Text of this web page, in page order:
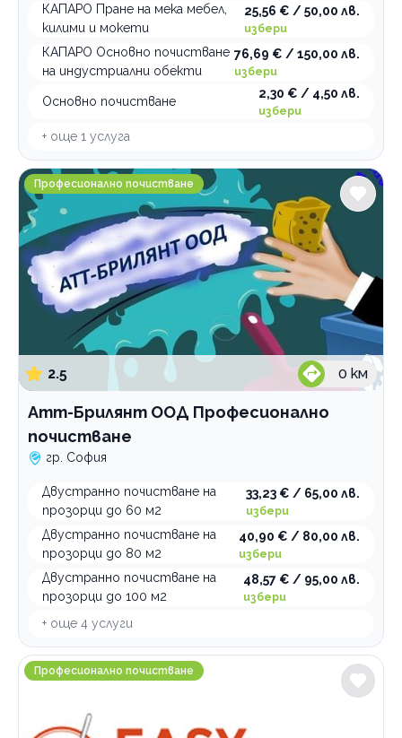
КАПАРО Пране на мека мебел,
килими и мокети
25,56 € / 50,00 лв.
избери
КАПАРО Основно почистване
на индустриални обекти
76,69 € / 150,00 лв.
избери
Основно почистване
2,30 € / 4,50 лв.
избери
+ още 1 услуга
Атт-Брилянт ООД Професионално почистване
Професионално почистване
2.5 0 км
Атт-Брилянт ООД Професионално
почистване
гр. София
Двустранно почистване на
прозорци до 60 м2
33,23 € / 65,00 лв.
избери
Двустранно почистване на
прозорци до 80 м2
40,90 € / 80,00 лв.
избери
Двустранно почистване на
прозорци до 100 м2
48,57 € / 95,00 лв.
избери
+ още 4 услуги
Професионално почистване Easycleaning
Професионално почистване